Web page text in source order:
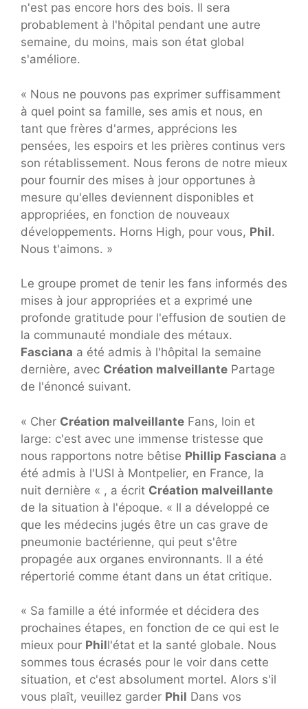
n'est pas encore hors des bois. Il sera
probablement à l'hôpital pendant une autre
semaine, du moins, mais son état global
s'améliore.
« Nous ne pouvons pas exprimer suffisamment
à quel point sa famille, ses amis et nous, en
tant que frères d'armes, apprécions les
pensées, les espoirs et les prières continus vers
son rétablissement. Nous ferons de notre mieux
pour fournir des mises à jour opportunes à
mesure qu'elles deviennent disponibles et
appropriées, en fonction de nouveaux
développements. Horns High, pour vous, Phil.
Nous t'aimons. »
Le groupe promet de tenir les fans informés des
mises à jour appropriées et a exprimé une
profonde gratitude pour l'effusion de soutien de
la communauté mondiale des métaux.
Fasciana a été admis à l'hôpital la semaine
dernière, avec Création malveillante Partage
de l'énoncé suivant.
« Cher Création malveillante Fans, loin et
large: c'est avec une immense tristesse que
nous rapportons notre bêtise Phillip Fasciana a
été admis à l'USI à Montpelier, en France, la
nuit dernière « , a écrit Création malveillante
de la situation à l'époque. « Il a développé ce
que les médecins jugés être un cas grave de
pneumonie bactérienne, qui peut s'être
propagée aux organes environnants. Il a été
répertorié comme étant dans un état critique.
« Sa famille a été informée et décidera des
prochaines étapes, en fonction de ce qui est le
mieux pour Phill'état et la santé globale. Nous
sommes tous écrasés pour le voir dans cette
situation, et c'est absolument mortel. Alors s'il
vous plaît, veuillez garder Phil Dans vos